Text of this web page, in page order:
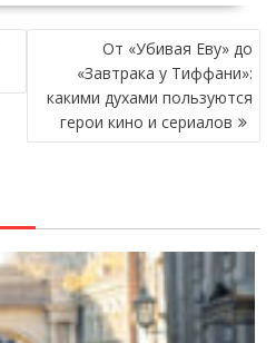
От «Убивая Еву» до
«Завтрака у Тиффани»:
какими духами пользуются
герои кино и сериалов